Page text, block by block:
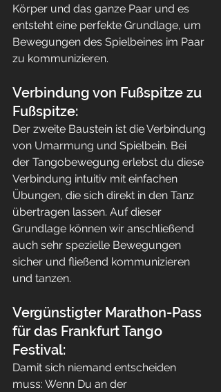
Körper und das ganze Paar und es
entsteht eine perfekte Grundlage, um
Bewegungen des Spielbeines im Paar
zu kommunizieren.
Verbindung von Fußspitze zu
Fußspitze:
Der zweite Baustein ist die Verbindung
von Umarmung und Spielbein. Bei
der Tangobewegung erlebst du diese
Verbindung intuitiv mit einfachen
Übungen, die sich direkt in den Tanz
übertragen lassen. Auf dieser
Grundlage können wir anschließend
auch sehr spezielle Bewegungen
sicher und fließend kommunizieren
und tanzen.
Vergünstigter Marathon-Pass
für das Frankfurt Tango
Festival:
Damit sich niemand entscheiden
muss: Wenn Du an der